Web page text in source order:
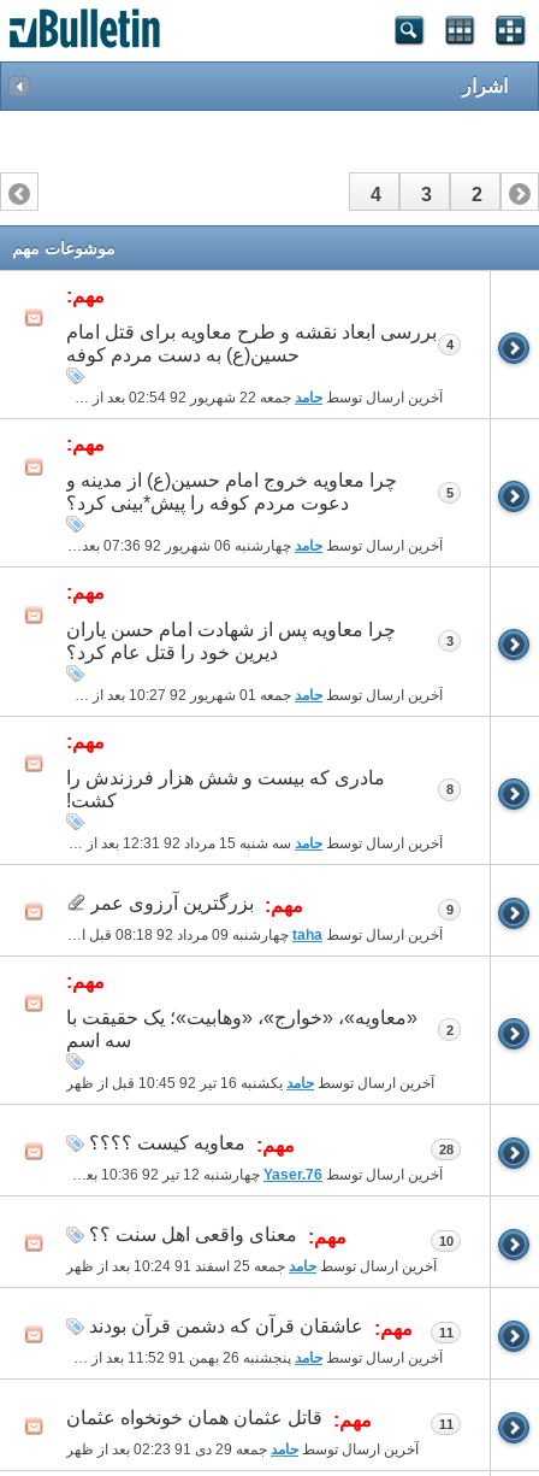
اشرار
1
2
3
4
موشوعات مهم
مهم:
بررسی ابعاد نقشه و طرح معاویه برای قتل امام
حسین(ع) به دست مردم کوفه
آخرین ارسال توسط حامد جمعه 22 شهریور 92 02:54 بعد از ظهر
4
مهم:
چرا معاویه خروج امام حسین(ع) از مدینه و
دعوت مردم کوفه را پیش*بینی کرد؟
آخرین ارسال توسط حامد چهارشنبه 06 شهریور 92 07:36 بعد از ظهر
5
مهم:
چرا معاویه پس از شهادت امام حسن یاران
دیرین خود را قتل عام کرد؟
آخرین ارسال توسط حامد جمعه 01 شهریور 92 10:27 بعد از ظهر
3
مهم:
مادری که بیست و شش هزار فرزندش را
کشت!
آخرین ارسال توسط حامد سه شنبه 15 مرداد 92 12:31 بعد از ظهر
8
مهم: بزرگترین آرزوی عمر
آخرین ارسال توسط taha چهارشنبه 09 مرداد 92 08:18 قبل از ظهر
9
مهم:
«معاویه»، «خوارج»، «وهابیت»؛ یک حقیقت با
سه اسم
آخرین ارسال توسط حامد یکشنبه 16 تیر 92 10:45 قبل از ظهر
2
مهم: معاویه کیست ؟؟؟؟
آخرین ارسال توسط Yaser.76 چهارشنبه 12 تیر 92 10:36 بعد از ظهر
28
مهم: معنای واقعی اهل سنت ؟؟
آخرین ارسال توسط حامد جمعه 25 اسفند 91 10:24 بعد از ظهر
10
مهم: عاشقان قرآن که دشمن قرآن بودند
آخرین ارسال توسط حامد پنجشنبه 26 بهمن 91 11:52 بعد از ظهر
11
مهم: قاتل عثمان همان خونخواه عثمان
آخرین ارسال توسط حامد جمعه 29 دی 91 02:23 بعد از ظهر
11